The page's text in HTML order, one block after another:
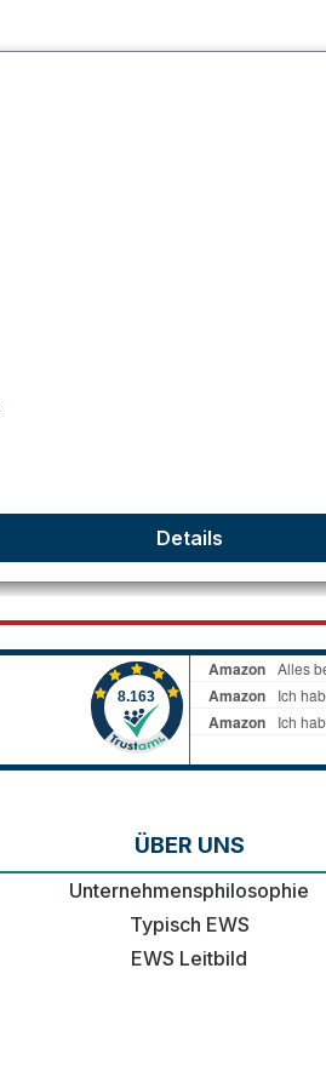
Details
ÜBER UNS
Unternehmensphilosophie
Typisch EWS
EWS Leitbild